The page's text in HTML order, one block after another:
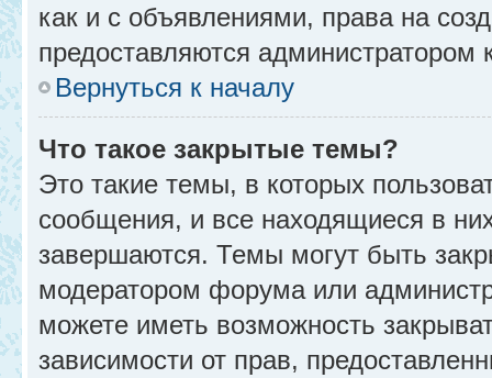
как и с объявлениями, права на
предоставляются администратором
Вернуться к началу
Что такое закрытые темы?
Это такие темы, в которых
сообщения, и все находящиеся в
завершаются. Темы могут быть
модератором форума или
можете иметь возможность
зависимости от прав,